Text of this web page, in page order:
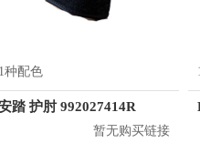
1种配色
踏 护肘 992027414R
暂无购买链接